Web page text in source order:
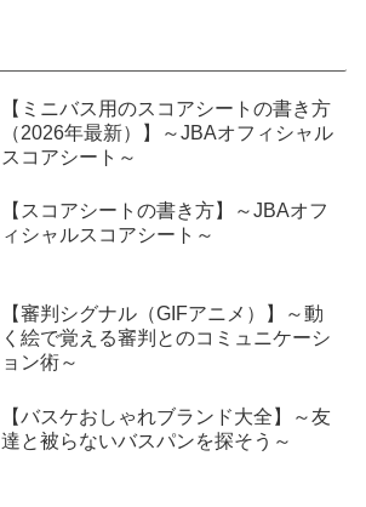
【ミニバス用のスコアシートの書き方
（2026年最新）】～JBAオフィシャル
スコアシート～
【スコアシートの書き方】～JBAオフ
ィシャルスコアシート～
【審判シグナル（GIFアニメ）】～動
く絵で覚える審判とのコミュニケーシ
ョン術～
【バスケおしゃれブランド大全】～友
達と被らないバスパンを探そう～